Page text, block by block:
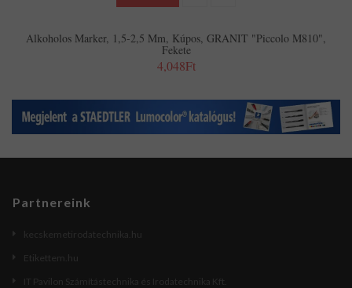
Alkoholos Marker, 1,5-2,5 Mm, Kúpos, GRANIT "Piccolo M810",
Fekete
4,048Ft
Partnereink
kecskemetirodatechnika.hu
Etikettem.hu
IT Pavilon Számítástechnika és Irodatechnika Kft.